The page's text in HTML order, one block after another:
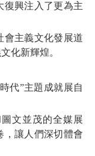
復興注入了更為主
主義文化發展道
化新輝煌。
代”主題成就展自
文並茂的全媒展
，讓人們深切體會